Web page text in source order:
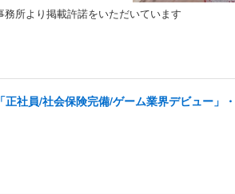
所より掲載許諾をいただいています
社員/社会保険完備/ゲーム業界デビュー」